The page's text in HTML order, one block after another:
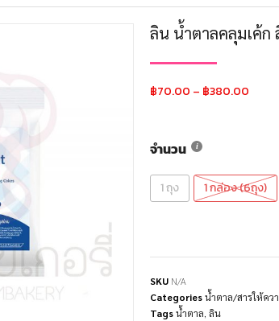
ลิน น้ำตาลคลุมเค้ก
฿70.00 – ฿380.00
จำนวน
1 ถุง 1 กล่อง (6ถุง)
SKU N/A
Categoriesน้ำตาล/สารให้คว
Tagsน้ำตาล ลิน